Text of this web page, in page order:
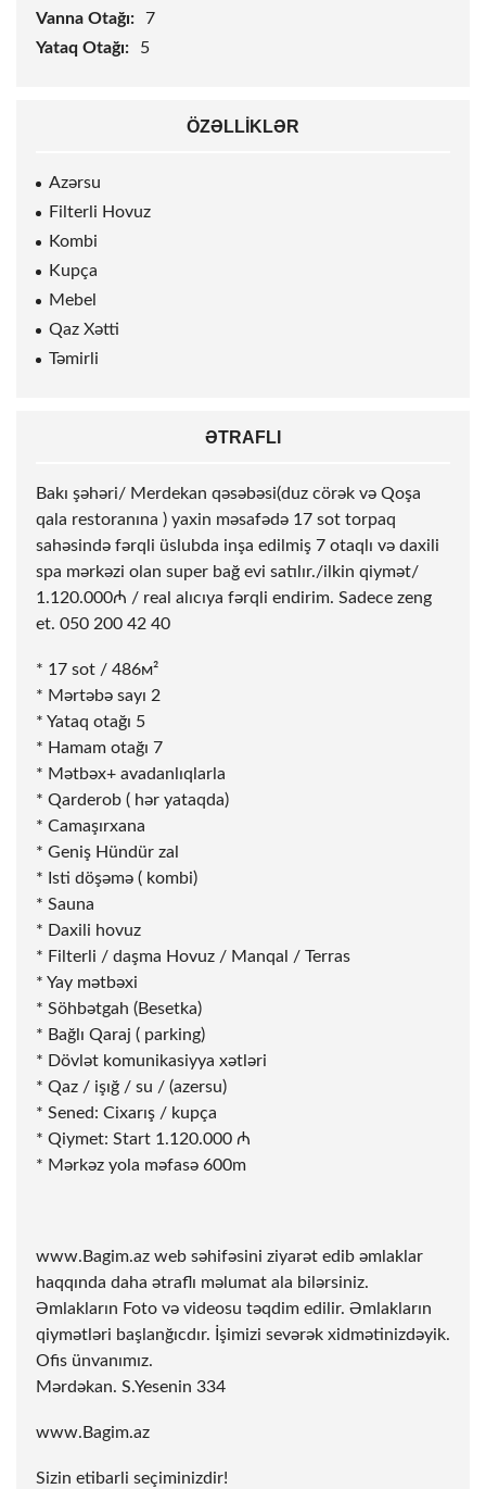
Vanna Otağı:
7
Yataq Otağı:
5
ÖZƏLLIKLƏR
Azərsu
Filterli Hovuz
Kombi
Kupça
Mebel
Qaz Xətti
Təmirli
ƏTRAFLI
Bakı şəhəri/ Merdekan qəsəbəsi(duz cörək və Qoşa
qala restoranına ) yaxin məsafədə 17 sot torpaq
sahəsində fərqli üslubda inşa edilmiş 7 otaqlı və daxili
spa mərkəzi olan super bağ evi satılır./ilkin qiymət/
1.120.000₼ / real alıcıya fərqli endirim. Sadece zeng
et. 050 200 42 40
* 17 sot / 486м²
* Mərtəbə sayı 2
* Yataq otağı 5
* Hamam otağı 7
* Mətbəx+ avadanlıqlarla
* Qarderob ( hər yataqda)
* ⁠Camaşırxana
* Geniş Hündür zal
* Isti döşəmə ( kombi)
* ⁠Sauna
* ⁠Daxili hovuz
* Filterli / daşma Hovuz / Manqal / Terras
* Yay mətbəxi
* Söhbətgah (Besetka)
* Bağlı Qaraj ( parking)
* Dövlət komunikasiyya xətləri
* Qaz / işığ / su / (azersu)
* Sened: Cixarış / kupça
* Qiymet: Start 1.120.000 ₼
* Mərkəz yola məfasə 600m
www.Bagim.az web səhifəsini ziyarət edib əmlaklar
haqqında daha ətraflı məlumat ala bilərsiniz.
Əmlakların Foto və videosu təqdim edilir. Əmlakların
qiymətləri başlanğıcdır. İşimizi sevərək xidmətinizdəyik.
Ofis ünvanımız.
Mərdəkan. S.Yesenin 334
www.Bagim.az
Sizin etibarli seçiminizdir!